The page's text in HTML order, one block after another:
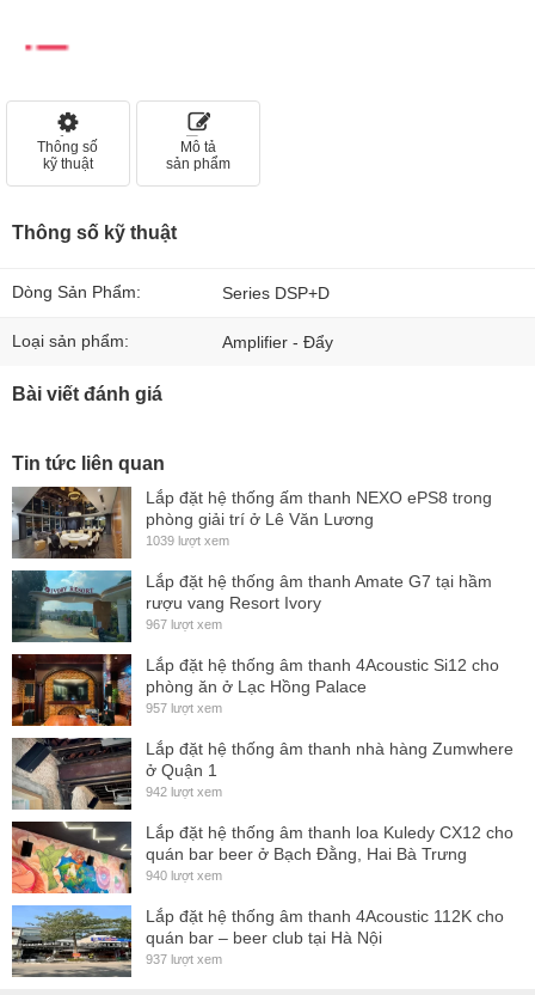
Thông số
kỹ thuật
Mô tả
sản phẩm
Thông số kỹ thuật
Dòng Sản Phẩm: Series DSP+D
Loại sản phẩm: Amplifier - Đẩy
Bài viết đánh giá
Tin tức liên quan
Lắp đặt hệ thống ấm thanh NEXO ePS8 trong
phòng giải trí ở Lê Văn Lương
1039 lượt xem
Lắp đặt hệ thống âm thanh Amate G7 tại hầm
rượu vang Resort Ivory
967 lượt xem
Lắp đặt hệ thống âm thanh 4Acoustic Si12 cho
phòng ăn ở Lạc Hồng Palace
957 lượt xem
Lắp đặt hệ thống âm thanh nhà hàng Zumwhere
ở Quận 1
942 lượt xem
Lắp đặt hệ thống âm thanh loa Kuledy CX12 cho
quán bar beer ở Bạch Đằng, Hai Bà Trưng
940 lượt xem
Lắp đặt hệ thống âm thanh 4Acoustic 112K cho
quán bar – beer club tại Hà Nội
937 lượt xem